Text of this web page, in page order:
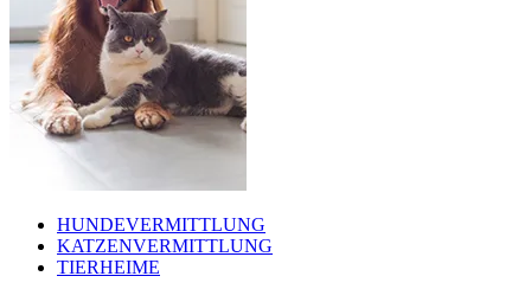
HUNDEVERMITTLUNG
KATZENVERMITTLUNG
TIERHEIME